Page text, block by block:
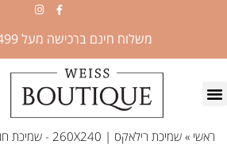
משלוח חינם ברכישה מעל ₪499 *
ראשי » שמיכת רילאקס | 260X240 - שמיכת חורף